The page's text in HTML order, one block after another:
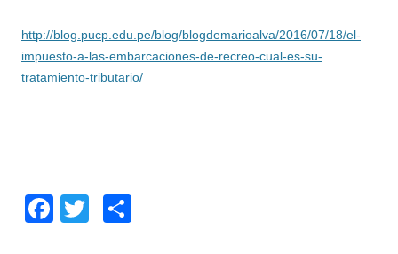
http://blog.pucp.edu.pe/blog/blogdemarioalva/2016/07/18/el-
impuesto-a-las-embarcaciones-de-recreo-cual-es-su-
tratamiento-tributario/
F T